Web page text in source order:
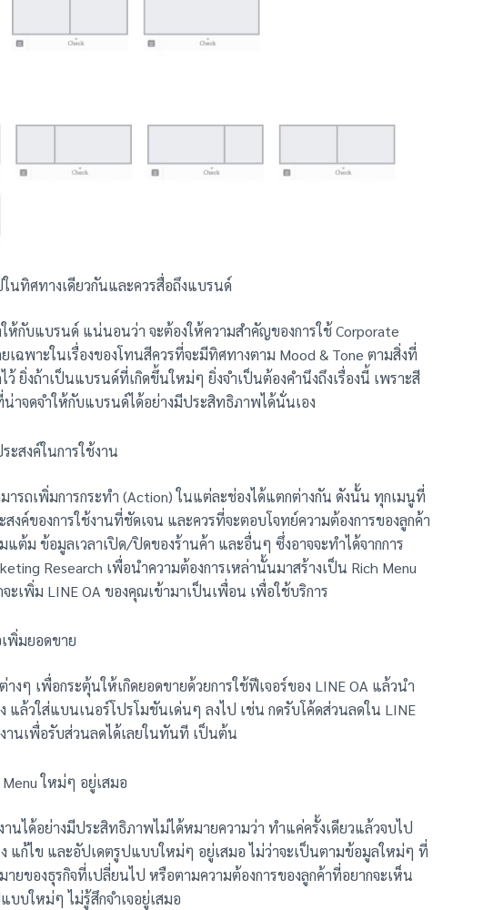
นทิศทางเดียวกันและควรสื่อถึงแบรนด์
ห้กับแบรนด์ แน่นอนว่า จะต้องให้ความสำคัญของการใช้ Corporate
เฉพาะในเรื่องของโทนสีควรที่จะมีทิศทางตาม Mood & Tone ตามสิ่งที่
ยิ่งถ้าเป็นแบรนด์ที่เกิดขึ้นใหม่ๆ ยิ่งจำเป็นต้องคำนึงถึงเรื่องนี้ เพราะสี
าจดจำให้กับแบรนด์ได้อย่างมีประสิทธิภาพได้นั่นเอง
ะสงค์ในการใช้งาน
มารถเพิ่มการกระทำ (Action) ในแต่ละช่องได้แตกต่างกัน ดังนั้น ทุกเมนูที่
งค์ของการใช้งานที่ชัดเจน และควรที่จะตอบโจทย์ความต้องการของลูกค้า
แต้ม ข้อมูลเวลาเปิด/ปิดของร้านค้า และอื่นๆ ซึ่งอาจจะทำได้จากการ
Research เพื่อนำความต้องการเหล่านั้นมาสร้างเป็น Rich Menu
ะเพิ่ม LINE OA ของคุณเข้ามาเป็นเพื่อน เพื่อใช้บริการ
พิ่มยอดขาย
งๆ เพื่อกระตุ้นให้เกิดยอดขายด้วยการใช้ฟีเจอร์ของ LINE OA แล้วนำ
แล้วใส่แบนเนอร์โปรโมชันเด่นๆ ลงไป เช่น กดรับโค้ดส่วนลดใน LINE
านเพื่อรับส่วนลดได้เลยในทันที เป็นต้น
ใหม่ๆ อยู่เสมอ
านได้อย่างมีประสิทธิภาพไม่ได้หมายความว่า ทำแค่ครั้งเดียวแล้วจบไป
แก้ไข และอัปเดตรูปแบบใหม่ๆ อยู่เสมอ ไม่ว่าจะเป็นตามข้อมูลใหม่ๆ ที่
ยของธุรกิจที่เปลี่ยนไป หรือตามความต้องการของลูกค้าที่อยากจะเห็น
บบใหม่ๆ ไม่รู้สึกจำเจอยู่เสมอ